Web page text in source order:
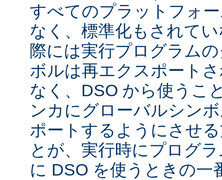
すべてのプラットフォ
なく、標準化もされて
際には実行プログラム
ボルは再エクスポート
なく、DSO から使うこ
ンカにグローバルシン
ポートするようにさせ
とが、実行時にプログ
に DSO を使うときの一